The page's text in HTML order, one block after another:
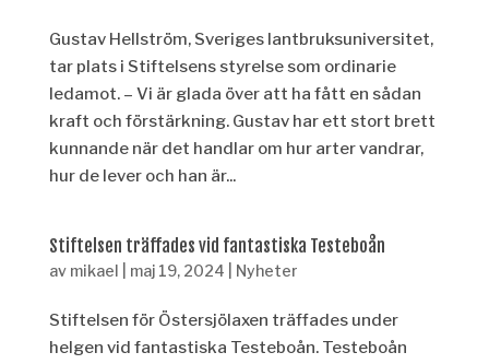
Gustav Hellström, Sveriges lantbruksuniversitet,
tar plats i Stiftelsens styrelse som ordinarie
ledamot. – Vi är glada över att ha fått en sådan
kraft och förstärkning. Gustav har ett stort brett
kunnande när det handlar om hur arter vandrar,
hur de lever och han är...
Stiftelsen träffades vid fantastiska Testeboån
av mikael maj 19, 2024 Nyheter
Stiftelsen för Östersjölaxen träffades under
helgen vid fantastiska Testeboån. Testeboån